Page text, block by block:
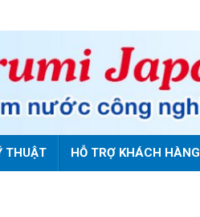
THUẬT HỖ TRỢ KHÁCH HÀNG